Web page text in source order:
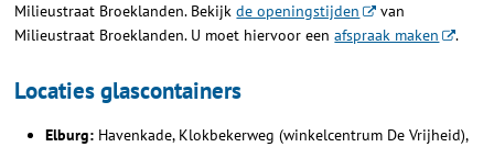
Milieustraat Broeklanden. Bekijkde openingstijden
van
Milieustraat Broeklanden. U moet hiervoor eenafspraak maken .
Locaties glascontainers
Elburg: Havenkade, Klokbekerweg (winkelcentrum De Vrijheid),